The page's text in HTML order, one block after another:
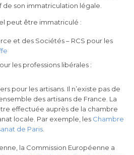
de son immatriculation légale.
peut être immatriculé :
et des Sociétés – RCS pour les
les professions libérales :
pour les artisans. Il n’existe pas de
des artisans de France. La
effectuée auprès de la chambre
locale. Par exemple, les Chambre
de Paris.
la Commission Européenne a